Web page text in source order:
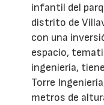
infantil del
distrito de
con una
espacio,
ingeniería,
Torre
metros de